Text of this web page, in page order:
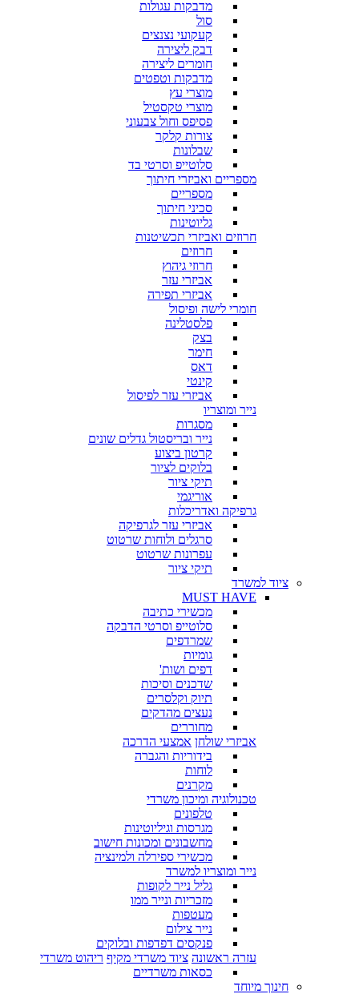
מדבקות עגולות
סול
קעקועי נצנצים
דבק ליצירה
חומרים ליצירה
מדבקות וטפטים
מוצרי עץ
מוצרי טקסטיל
פסיפס וחול צבעוני
צורות קלקר
שבלונות
סלוטייפ וסרטי בד
מספריים ואביזרי חיתוך
מספריים
סכיני חיתוך
גליוטינות
חרוזים ואביזרי תכשיטנות
חרוזים
חרוזי גיהוץ
אביזרי עזר
אביזרי תפירה
חומרי לישה ופיסול
פלסטלינה
בצק
חימר
דאס
קינטי
אביזרי עזר לפיסול
נייר ומוצריו
מסגרות
נייר ובריסטול גדלים שונים
קרטון ביצוע
בלוקים לציור
תיקי ציור
אוריגמי
גרפיקה ואדריכלות
אביזרי עזר לגרפיקה
סרגלים ולוחות שרטוט
עפרונות שרטוט
תיקי ציור
ציוד למשרד
MUST HAVE
מכשירי כתיבה
סלוטייפ וסרטי הדבקה
שמרדפים
גומיות
דפים ושות'
שדכנים וסיכות
תיוק וקלסרים
נעצים מהדקים
מחוררים
אביזרי שולחן אמצעי הדרכה
בידוריות והגברה
לוחות
מקרנים
טכנולוגיה ומיכון משרדי
טלפונים
מגרסות וגיליוטינות
מחשבונים ומכונות חישוב
מכשירי ספירלה ולמינציה
נייר ומוצריו למשרד
גליל נייר לקופות
מזכריות ונייר ממו
מעטפות
נייר צילום
פנקסים דפדפות ובלוקים
עזרה ראשונה ציוד משרדי מקיף ריהוט משרדי
כסאות משרדיים
חינוך מיוחד